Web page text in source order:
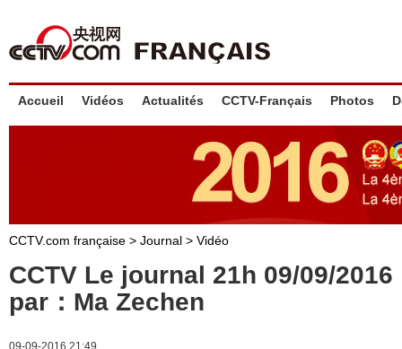
Accueil Vidéos Actualités CCTV-Français Photos
CCTV.com française > Journal > Vidéo
CCTV Le journal 21h 09/09/
par：Ma Zechen
09-09-2016 21:49